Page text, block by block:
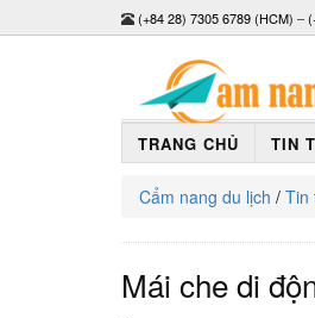
(+84 28) 7305 6789 (HCM) –
TRANG CHỦ TIN
Cẩm nang du lịch / Tin
Mái che di